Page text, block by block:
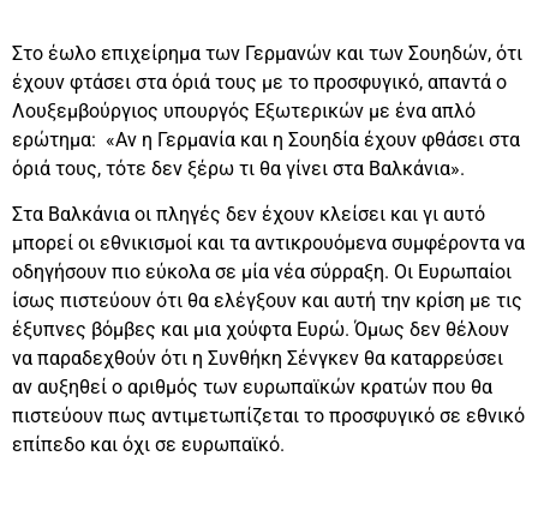
Στο έωλο επιχείρημα των Γερμανών και των Σουηδών, ότι
έχουν φτάσει στα όριά τους με το προσφυγικό, απαντά ο
Λουξεμβούργιος υπουργός Εξωτερικών με ένα απλό
ερώτημα: «Αν η Γερμανία και η Σουηδία έχουν φθάσει στα
όριά τους, τότε δεν ξέρω τι θα γίνει στα Βαλκάνια».
Στα Βαλκάνια οι πληγές δεν έχουν κλείσει και γι αυτό
μπορεί οι εθνικισμοί και τα αντικρουόμενα συμφέροντα να
οδηγήσουν πιο εύκολα σε μία νέα σύρραξη. Οι Ευρωπαίοι
ίσως πιστεύουν ότι θα ελέγξουν και αυτή την κρίση με τις
έξυπνες βόμβες και μια χούφτα Ευρώ. Όμως δεν θέλουν
να παραδεχθούν ότι η Συνθήκη Σένγκεν θα καταρρεύσει
αν αυξηθεί ο αριθμός των ευρωπαϊκών κρατών που θα
πιστεύουν πως αντιμετωπίζεται το προσφυγικό σε εθνικό
επίπεδο και όχι σε ευρωπαϊκό.